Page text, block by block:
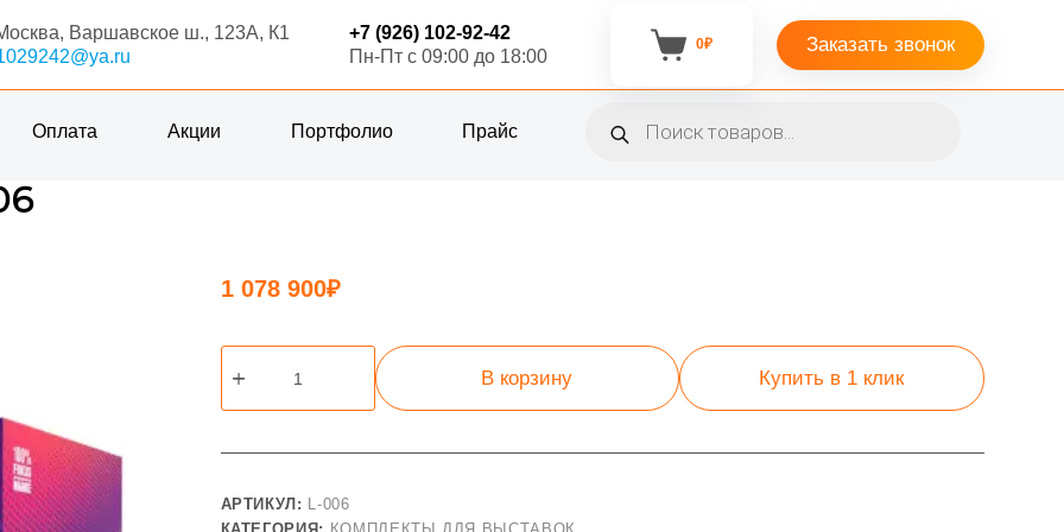
Варшавское ш., 123А, К1
+7 (926) 102-92-42
Пн-Пт с 09:00 до 18:00
Корзина
0₽ Заказать звонок
Оплата Акции Портфолио Прайс
товаров
1 078 900₽
Количество
товара
В корзину Купить в 1 клик
АРТИКУЛ: L-006